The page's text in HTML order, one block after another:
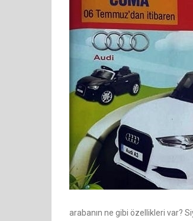
arabanın ne gibi özellikleri var?